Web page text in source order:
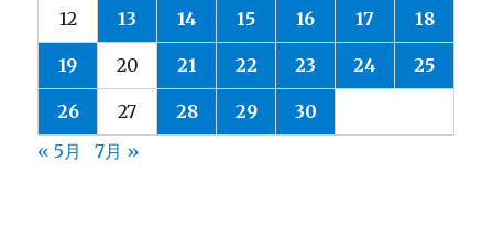
12 13 14 15 16 17 18
19 20 21 22 23 24 25
26 27 28 29
30
« 5月
7月 »